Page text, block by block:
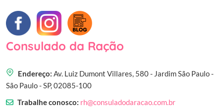
Consulado da Ração
Endereço: Av. Luiz Dumont Villares, 580 - Jardim São Paulo -
São Paulo - SP, 02085-100
Trabalhe conosco: rh@consuladodaracao.com.br